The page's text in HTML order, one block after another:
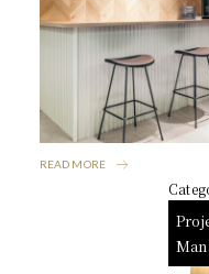
READ MORE